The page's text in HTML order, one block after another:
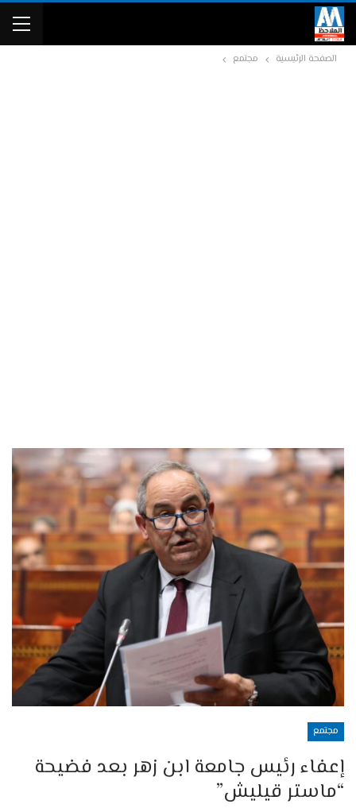
الصفحة الرئيسية مجتمع
مجتمع
إعفاء رئيس جامعة ابن زهر بعد فضيحة
“ماستر قيليش”